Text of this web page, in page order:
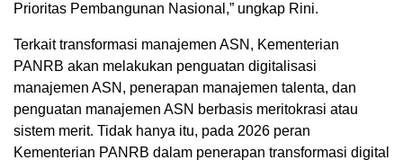
Prioritas Pembangunan Nasional,” ungkap Rini.
Terkait transformasi manajemen ASN, Kementerian
PANRB akan melakukan penguatan digitalisasi
manajemen ASN, penerapan manajemen talenta, dan
penguatan manajemen ASN berbasis meritokrasi atau
sistem merit. Tidak hanya itu, pada 2026 peran
Kementerian PANRB dalam penerapan transformasi digital